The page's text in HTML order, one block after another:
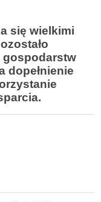
się wielkimi
gospodarstw
dopełnienie